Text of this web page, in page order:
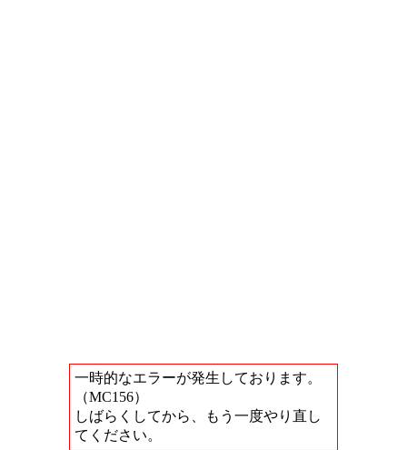
一時的なエラーが発生しております。
（MC156）
しばらくしてから、もう一度やり直し
てください。